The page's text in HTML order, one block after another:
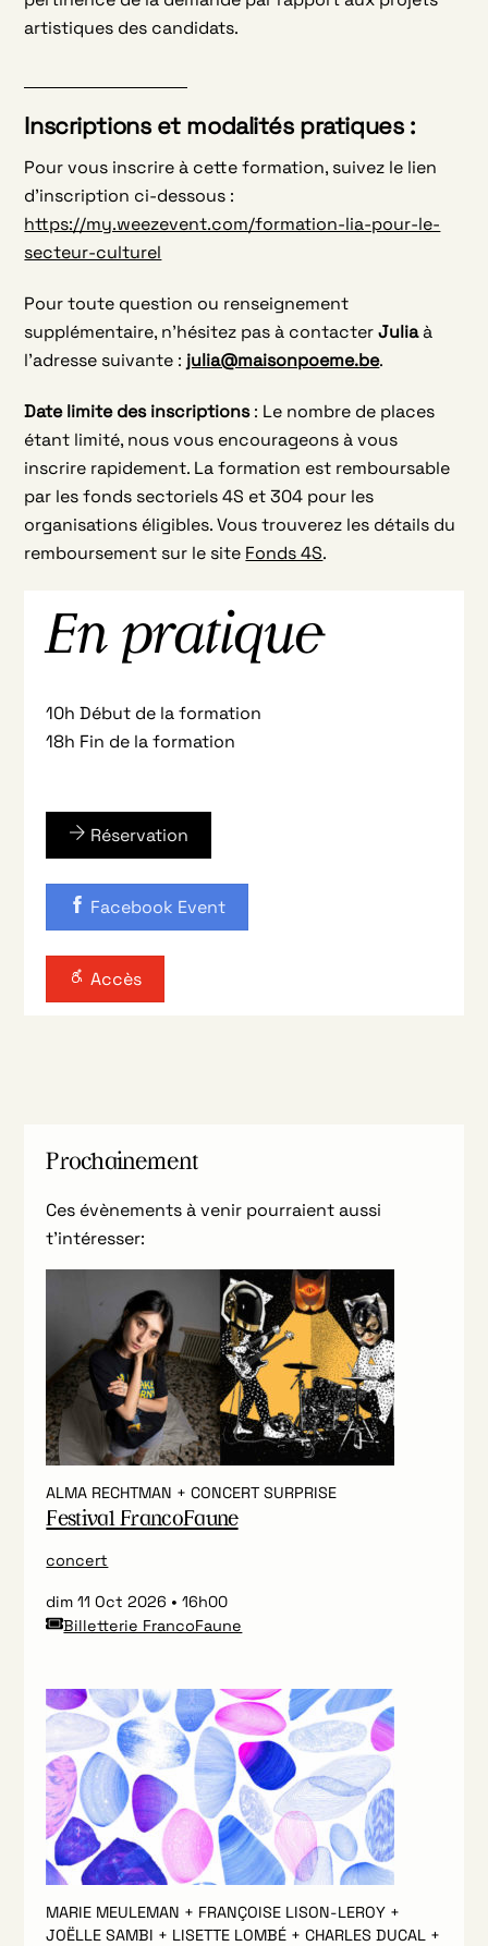
artistiques des candidats.
Inscriptions et modalités pratiques :
Pour vous inscrire à cette formation, suivez le lien
d’inscription ci-dessous :
https://my.weezevent.com/formation-lia-pour-le-
secteur-culturel
Pour toute question ou renseignement
supplémentaire, n’hésitez pas à contacterJuliaà
l’adresse suivante : julia@maisonpoeme.be.
Date limite des inscriptions: Le nombre de places
étant limité, nous vous encourageons à vous
inscrire rapidement. La formation est remboursable
par les fonds sectoriels 4S et 304 pour les
organisations éligibles. Vous trouverez les détails du
remboursement sur le site Fonds 4S.
En pratique
10h Début de la formation
18h Fin de la formation
Réservation
Facebook Event
Accès
Prochainement
Ces évènements à venir pourraient aussi
t’intéresser:
ALMA RECHTMAN + CONCERT SURPRISE
Festival FrancoFaune
concert
dim 11 Oct 2026
16h00
Billetterie FrancoFaune
MARIE MEULEMAN + FRANÇOISE LISON-LEROY +
JOËLLE SAMBI + LISETTE LOMBÉ + CHARLES DUCAL +